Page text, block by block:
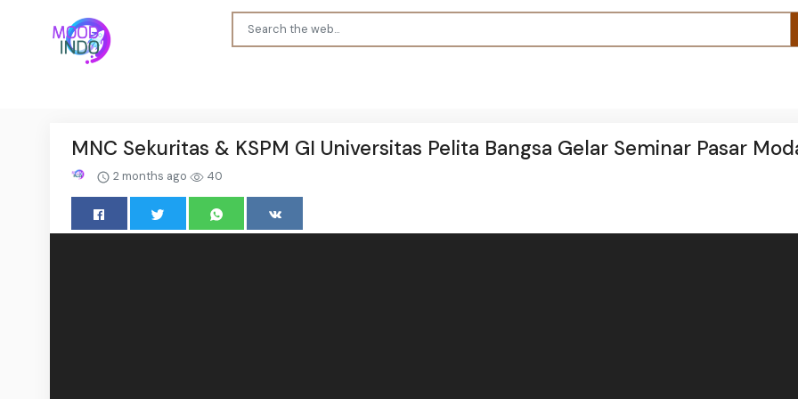
MNC Sekuritas & KSPM GI Universitas Pelita Bangsa Gelar Seminar Pasar
2 months ago 40